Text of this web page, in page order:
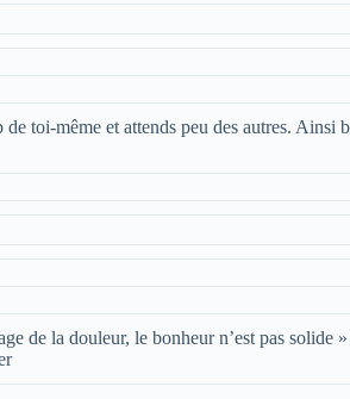
toi-même et attends peu des autres. Ainsi
de la douleur, le bonheur n’est pas solide »